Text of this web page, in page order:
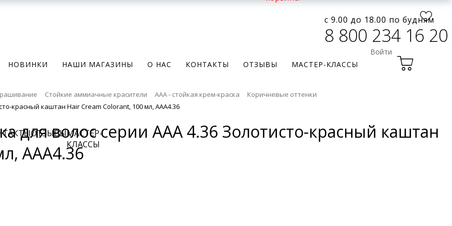
с 9.00 до 18.00 по будням
8 800 234 16 20
НОВИНКИ НАШИ МАГАЗИНЫ О НАС КОНТАКТЫ ОТЗЫВЫ МАСТЕР-КЛАССЫ
Войти
Стойкие аммиачные красители AAA - стойкая крем-краска
Коричневые оттенки
красный каштан Hair Cream Colorant, 100 мл, AAA4.36
для волос серии ААА 4.36 Золотисто-красный каштан
AAA4.36
ОТЗЫВЫМАСТЕР-
КЛАССЫ